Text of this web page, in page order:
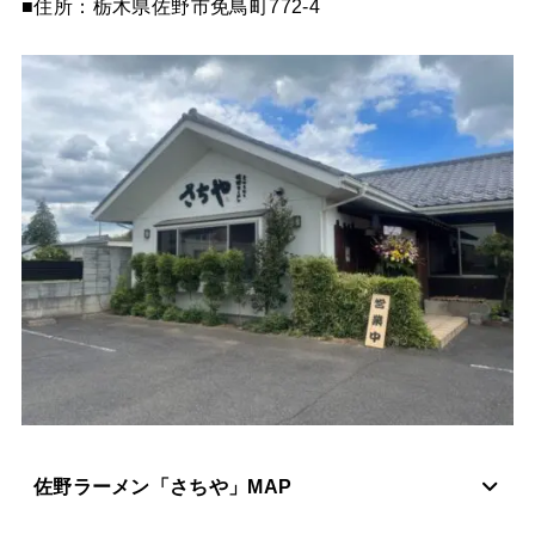
■住所：栃木県佐野市免鳥町772-4
佐野ラーメン「さちや」MAP